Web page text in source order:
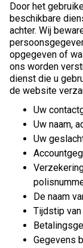
Door het
beschikbare
achter. Wij
opgegeven of
ons worden
dienst die u
de website
Uw
Uw naam,
Uw
De naam
Tijdstip
Gegevens